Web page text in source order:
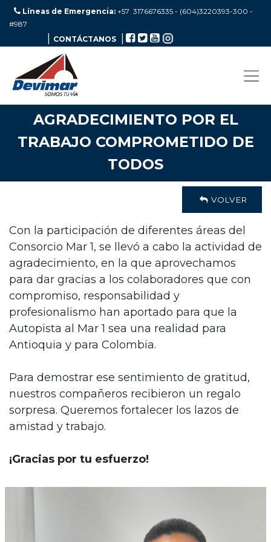
Líneas de Emergencia: +57 3176676335 - (604)3220393-300 -
#987
CONTÁCTANOS
AGRADECIMIENTO POR EL
TRABAJO COMPROMETIDO DE
TODOS
VOLVER
Con la participación de diferentes áreas del
Consorcio Mar 1, se llevó a cabo la actividad de
agradecimiento, en la que aprovechamos
para dar gracias a los colaboradores que con
compromiso, responsabilidad y
profesionalismo han aportado para que la
Autopista al Mar 1 sea una realidad para
Antioquia y para Colombia.
Para demostrar ese sentimiento de gratitud,
nuestros compañeros recibieron un regalo
sorpresa. Queremos fortalecer los lazos de
amistad y trabajo.
¡Gracias por tu esfuerzo!